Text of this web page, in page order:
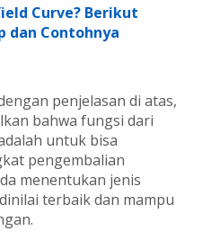
Curve? Berikut
dan Contohnya
penjelasan di atas,
bahwa fungsi dari
untuk bisa
pengembalian
menentukan jenis
terbaik dan mampu